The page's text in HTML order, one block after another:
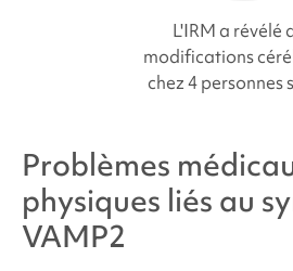
L'IRM a révélé
modifications
chez 4 personnes
Problèmes
physiques liés au
VAMP2